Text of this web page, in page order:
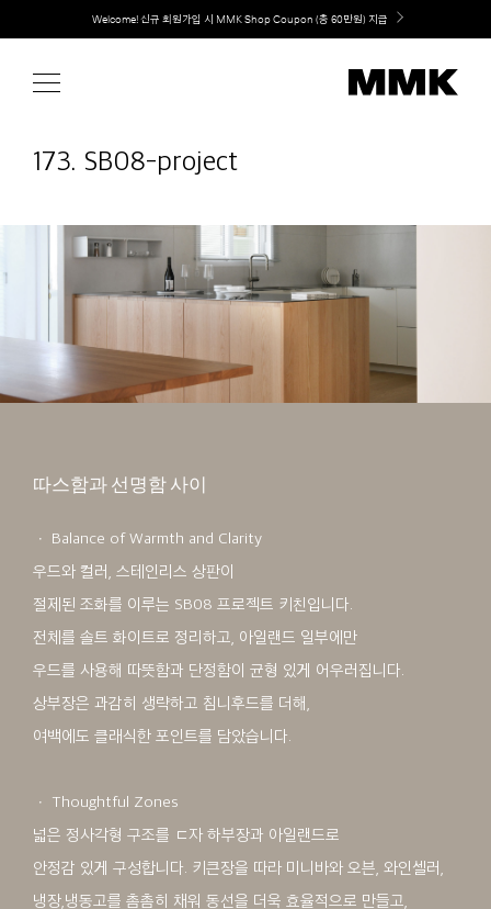
content
취향대로 완성하는 커스텀 아일랜드 키친, MMK The Island 출시
173. SB08-project
따스함과 선명함 사이
ㆍ Balance of Warmth and Clarity
우드와 컬러, 스테인리스 상판이
절제된 조화를 이루는 SB08 프로젝트 키친입니다.
전체를 솔트 화이트로 정리하고, 아일랜드 일부에만
우드를 사용해 따뜻함과 단정함이 균형 있게 어우러집니다.
상부장은 과감히 생략하고 침니후드를 더해,
여백에도 클래식한 포인트를 담았습니다.
ㆍ Thoughtful Zones
넓은 정사각형 구조를 ㄷ자 하부장과 아일랜드로
안정감 있게 구성합니다. 키큰장을 따라 미니바와 오븐, 와인셀러,
냉장,냉동고를 촘촘히 채워 동선을 더욱 효율적으로 만들고,